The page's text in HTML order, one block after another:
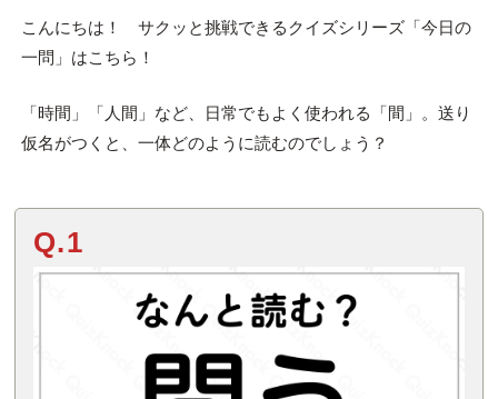
こんにちは！ サクッと挑戦できるクイズシリーズ「今日の
一問」はこちら！
「時間」「人間」など、日常でもよく使われる「間」。送り
仮名がつくと、一体どのように読むのでしょう？
Q.1